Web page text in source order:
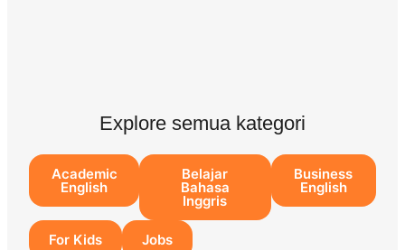
Explore semua kategori
Academic
English
Belajar
Bahasa
Inggris
Business
English
For Kids Jobs